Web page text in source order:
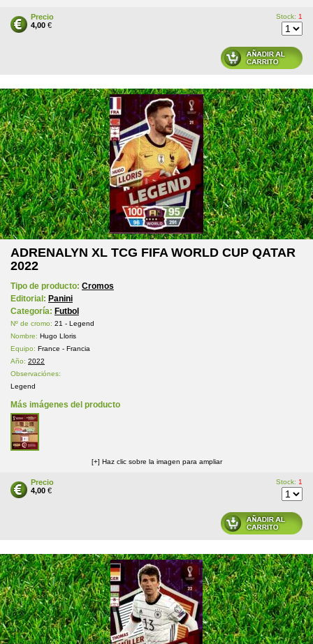
Precio
4,00 €
Stock: 1
ADRENALYN XL TCG FIFA WORLD CUP QATAR
2022
Tipo de producto: Cromos
Editorial: Panini
Categoría: Futbol
Nº de cromo: 21 - Legend
Nombre: Hugo Lloris
Equipo: France - Francia
Año: 2022
Observaciónes:
Legend
Más imágenes del producto
[+] Haz clic sobre la imagen para ampliar
Precio
4,00 €
Stock: 1